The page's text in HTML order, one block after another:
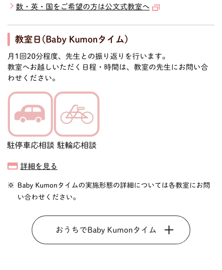
数・英・国をご希望の方は公文式教室へ
教室日(Baby Kumonタイム)
月1回20分程度、先生との振り返りを行います。
教室へお越しいただく日程・時間は、教室の先生にお問い合
わせください。
駐停車応相談 駐輪応相談
詳細を見る
Baby Kumonタイムの実施形態の詳細については各教室にお問
い合わせください。
おうちでBaby Kumonタイム